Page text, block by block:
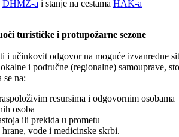
DHMZ-a i stanje na cestama HAK-a
turističke i protupožarne sezone
i učinkovit odgovor na moguće izvanredne
i područne (regionalne) samouprave,
se na:
resursima i odgovornim osobama
osoba
ili prekida u prometu
vode i medicinske skrbi.